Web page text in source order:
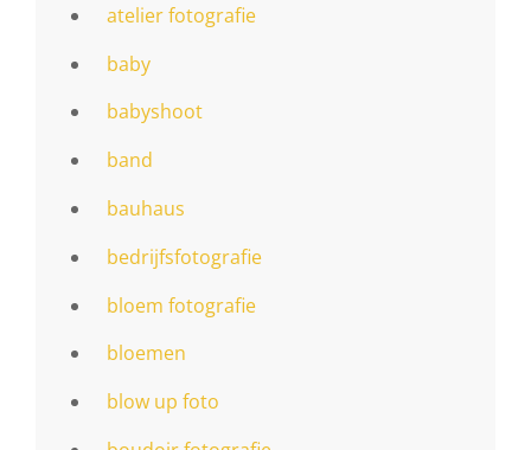
atelier fotografie
baby
babyshoot
band
bauhaus
bedrijfsfotografie
bloem fotografie
bloemen
blow up foto